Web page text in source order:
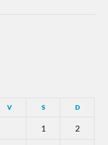
V S D
1 2